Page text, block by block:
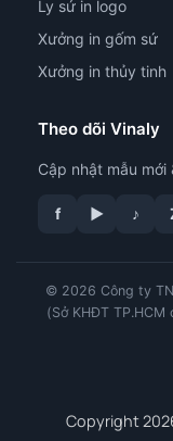
Ly sứ in logo
Xưởng in gốm sứ
Xưởng in thủy tinh
Theo dõi Vinaly
Cập nhật mẫu mới
f ▶ ♪
© 2026 Công ty
(Sở KHĐT
Copyright